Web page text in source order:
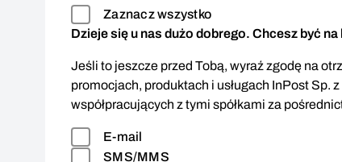
Zaznacz wszystko
Dzieje się u nas dużo dobrego. Chcesz być
Jeśli to jeszcze przed Tobą, wyraź zgodę na
promocjach, produktach i usługach InPost Sp.
współpracujących z tymi spółkami za
E-mail
SMS/MMS